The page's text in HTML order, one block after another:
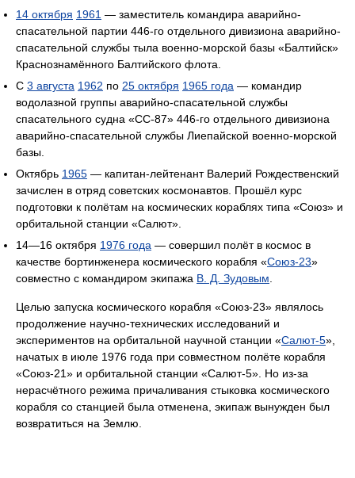
14 октября 1961 — заместитель командира аварийно-
спасательной партии 446-го отдельного дивизиона аварийно-
спасательной службы тыла военно-морской базы «Балтийск»
Краснознамённого Балтийского флота.
С 3 августа 1962 по 25 октября 1965 года — командир
водолазной группы аварийно-спасательной службы
спасательного судна «СС-87» 446-го отдельного дивизиона
аварийно-спасательной службы Лиепайской военно-морской
базы.
Октябрь 1965 — капитан-лейтенант Валерий Рождественский
зачислен в отряд советских космонавтов. Прошёл курс
подготовки к полётам на космических кораблях типа «Союз» и
орбитальной станции «Салют».
14—16 октября 1976 года — совершил полёт в космос в
качестве бортинженера космического корабля «Союз-23»
совместно с командиром экипажа В. Д. Зудовым
Целью запуска космического корабля «Союз-23» являлось
продолжение научно-технических исследований и
экспериментов на орбитальной научной станции «Салют-5»,
начатых в июле 1976 года при совместном полёте корабля
«Союз-21» и орбитальной станции «Салют-5». Но из-за
нерасчётного режима причаливания стыковка космического
корабля со станцией была отменена, экипаж вынужден был
возвратиться на Землю.